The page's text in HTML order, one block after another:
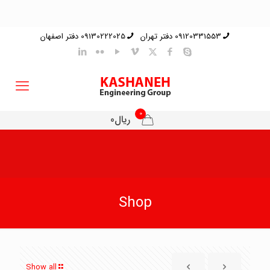
09120331553 دفتر تهران 09130222025 دفتر اصفهان
0 ریال0
Shop
Show all